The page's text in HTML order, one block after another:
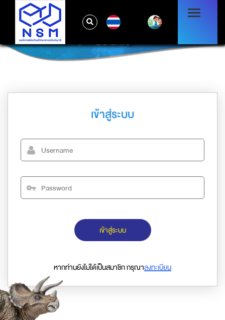
LOG IN
เข้าสู่ระบบ
เข้าสู่ระบบ
หากท่านยังไม่ได้เป็นสมาชิก กรุณาลงทะเบียน